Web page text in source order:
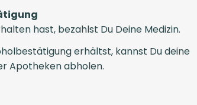
hast, bezahlst Du Deine Medizin.
erhältst, kannst Du deine
Apotheken abholen.